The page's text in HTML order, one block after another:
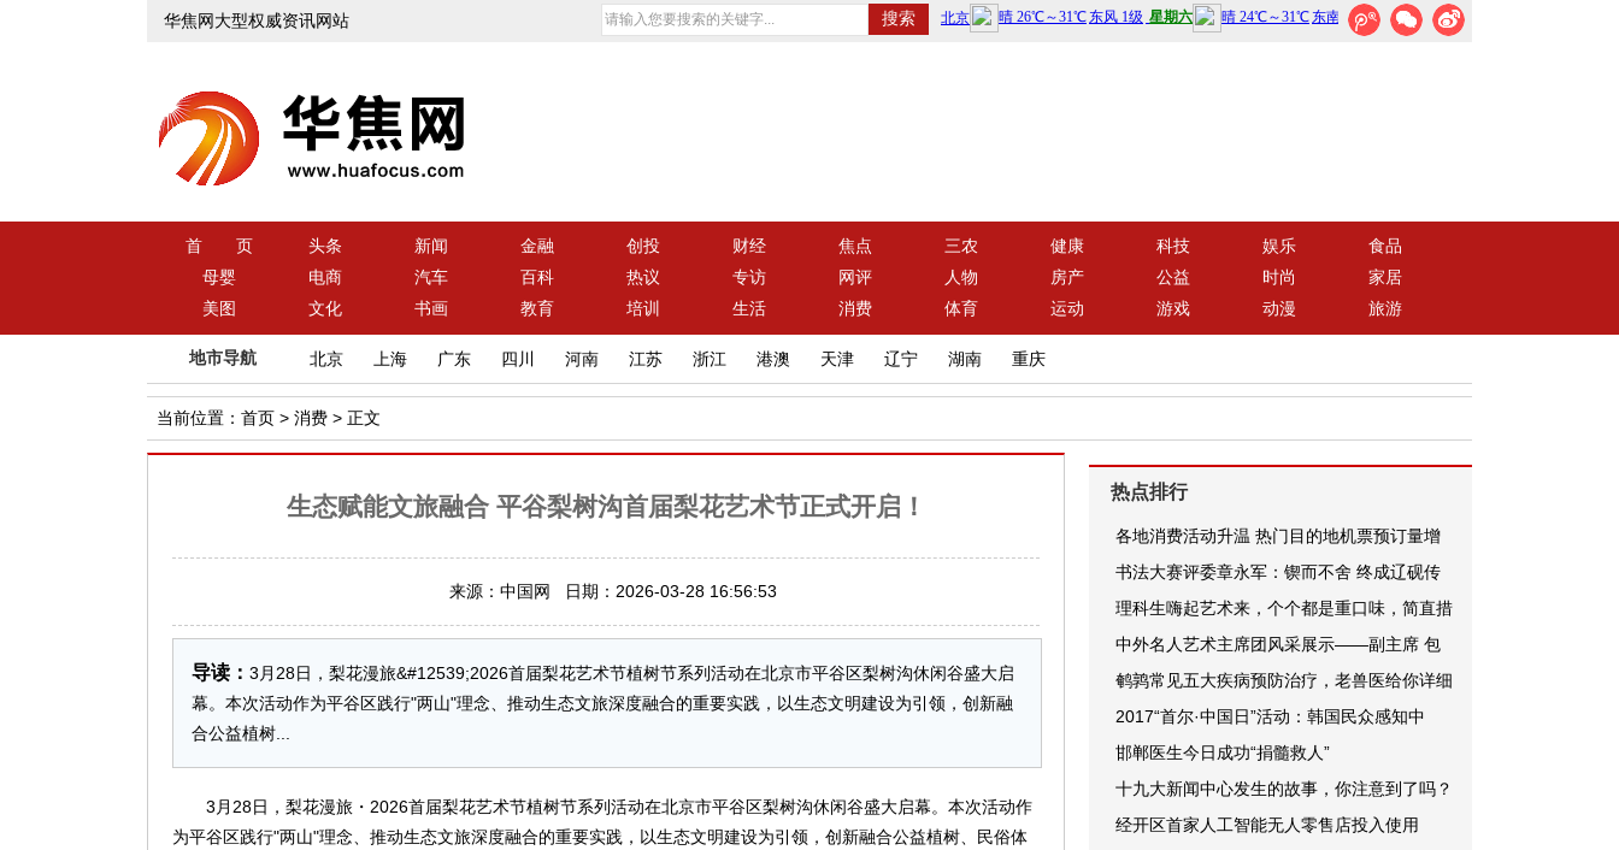
华焦网大型权威资讯网站
首 页 头条 新闻 金融 创投 财经 焦点 三农 健康 科技 娱乐
食品
母婴
电商 汽车 百科 热议 专访 网评 人物 房产 公益 时尚
家居
美图
文化 书画 教育 培训 生活 消费 体育 运动 游戏 动漫 旅游
地市导航 北京 上海 广东 四川 河南 江苏 浙江 港澳 天津 辽宁 湖南 重庆
当前位置： 首页 > 消费 > 正文
生态赋能文旅融合 平谷梨树沟首届梨花艺术节正式开启！
来源：中国网 日期：2026-03-28 16:56:53
导读： 3月28日，梨花漫旅&#12539;2026首届梨花艺术节植树节系列活动在北京市平谷区梨树沟休闲谷盛大启
幕。本次活动作为平谷区践行"两山"理念、推动生态文旅深度融合的重要实践，以生态文明建设为引领，创新融
合公益植树...
3月28日，梨花漫旅・2026首届梨花艺术节植树节系列活动在北京市平谷区梨树沟休闲谷盛大启幕。本次活动作
为平谷区践行"两山"理念、推动生态文旅深度融合的重要实践，以生态文明建设为引领，创新融合公益植树、民俗体
热点排行
各地消费活动升温 热门目的地机票预订量增
书法大赛评委章永军：锲而不舍 终成辽砚传
理科生嗨起艺术来，个个都是重口味，简直措
中外名人艺术主席团风采展示——副主席 包
鹌鹑常见五大疾病预防治疗，老兽医给你详细
2017“首尔·中国日”活动：韩国民众感知中
邯郸医生今日成功“捐髓救人”
十九大新闻中心发生的故事，你注意到了吗？
经开区首家人工智能无人零售店投入使用